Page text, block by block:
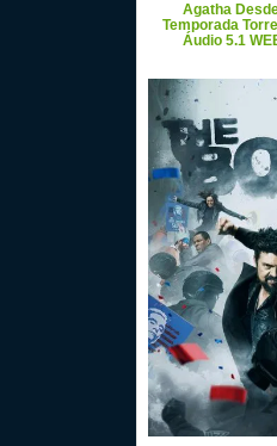
Agatha
Temporada
Áudio 5.1